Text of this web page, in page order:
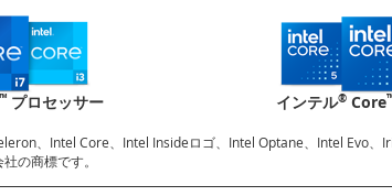
プロセッサー インテル® Core
、Intel Core、Intel Insideロゴ、Intel Optane、Intel Evo
の商標です。